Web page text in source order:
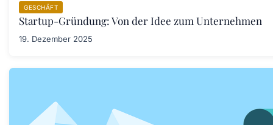
GESCHÄFT
Startup-Gründung: Von der Idee zum Unternehmen
19. Dezember 2025